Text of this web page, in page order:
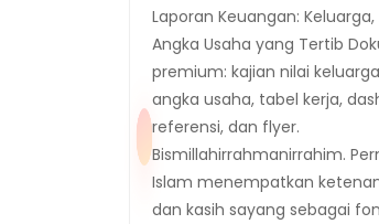
Laporan Keuangan:
Angka Usaha yang Tertib
premium: kajian nilai
angka usaha, tabel kerja,
referensi, dan flyer.
Bismillahirrahmanirrahim.
Islam menempatkan
dan kasih sayang sebagai